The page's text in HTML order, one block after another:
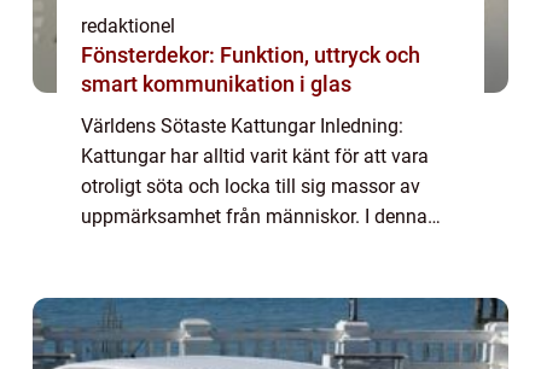
redaktionel
Fönsterdekor: Funktion, uttryck och
smart kommunikation i glas
Världens Sötaste Kattungar Inledning:
Kattungar har alltid varit känt för att vara
otroligt söta och locka till sig massor av
uppmärksamhet från människor. I denna